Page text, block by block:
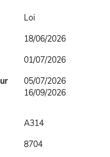
Loi
18/06/2026
01/07/2026
05/07/2026
16/09/2026
A314
8704